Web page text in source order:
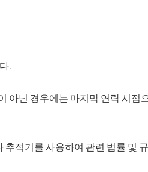
.
아닌 경우에는 마지막 연락 시점
적기를 사용하여 관련 법률 및